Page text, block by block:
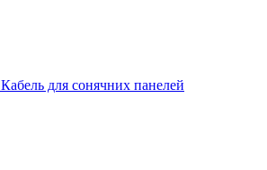
Кабель для сонячних панелей